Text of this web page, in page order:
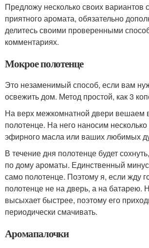
Предложу несколько своих вариантов
приятного аромата, обязательно
делитесь своими проверенными
комментариях.
Мокрое полотенце
Это незаменимый способ, если вам
освежить дом. Метод простой, как 3
На верх межкомнатной двери вешаем
полотенце. На него наносим
эфирного масла или ваших любимых
В течение дня полотенце будет
по дому ароматы. Единственный минус
само полотенце. Поэтому я, если жду
полотенце не на дверь, а на батарею.
высыхает быстрее, поэтому его
периодически смачивать.
Аромапалочки